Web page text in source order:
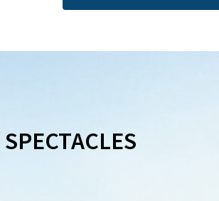
SPECTACLES